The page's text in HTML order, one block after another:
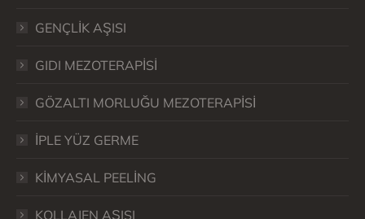
GENÇLİK AŞISI
GIDI MEZOTERAPİSİ
GÖZALTI MORLUĞU MEZOTERAPİSİ
İPLE YÜZ GERME
KİMYASAL PEELİNG
KOLLAJEN AŞISI